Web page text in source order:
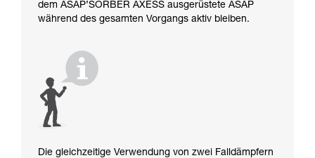
dem ASAP’SORBER AXESS ausgerüstete ASAP
während des gesamten Vorgangs aktiv bleiben.
Die gleichzeitige Verwendung von zwei Falldämpfern